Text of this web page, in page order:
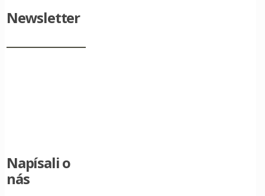
Newsletter
Napísali o
nás